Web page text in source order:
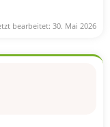
bearbeitet: 30. Mai 2026